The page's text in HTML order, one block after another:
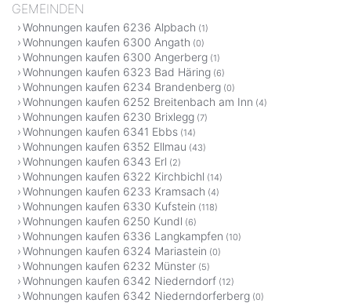
GEMEINDEN
Wohnungen kaufen 6236 Alpbach (1)
Wohnungen kaufen 6300 Angath (0)
Wohnungen kaufen 6300 Angerberg (1)
Wohnungen kaufen 6323 Bad Häring (6)
Wohnungen kaufen 6234 Brandenberg (0)
Wohnungen kaufen 6252 Breitenbach am Inn (4)
Wohnungen kaufen 6230 Brixlegg (7)
Wohnungen kaufen 6341 Ebbs (14)
Wohnungen kaufen 6352 Ellmau (43)
Wohnungen kaufen 6343 Erl (2)
Wohnungen kaufen 6322 Kirchbichl (14)
Wohnungen kaufen 6233 Kramsach (4)
Wohnungen kaufen 6330 Kufstein (118)
Wohnungen kaufen 6250 Kundl (6)
Wohnungen kaufen 6336 Langkampfen (10)
Wohnungen kaufen 6324 Mariastein (0)
Wohnungen kaufen 6232 Münster (5)
Wohnungen kaufen 6342 Niederndorf (12)
Wohnungen kaufen 6342 Niederndorferberg (0)